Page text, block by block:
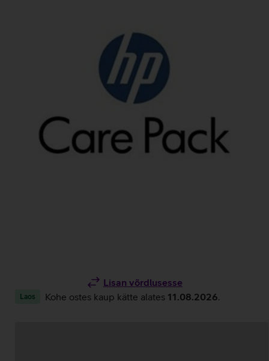
Lisan võrdlusesse
Laos Kohe ostes kaup kätte alates 11.08.2026